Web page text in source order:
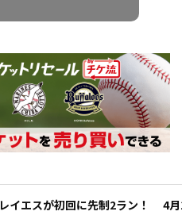
レイエスが初回に先制2ラン！ 4